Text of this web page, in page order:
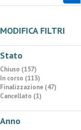
MODIFICA FILTRI
Stato
Chiuso (157)
In corso (113)
Finalizzazione (47)
Cancellato (1)
Anno